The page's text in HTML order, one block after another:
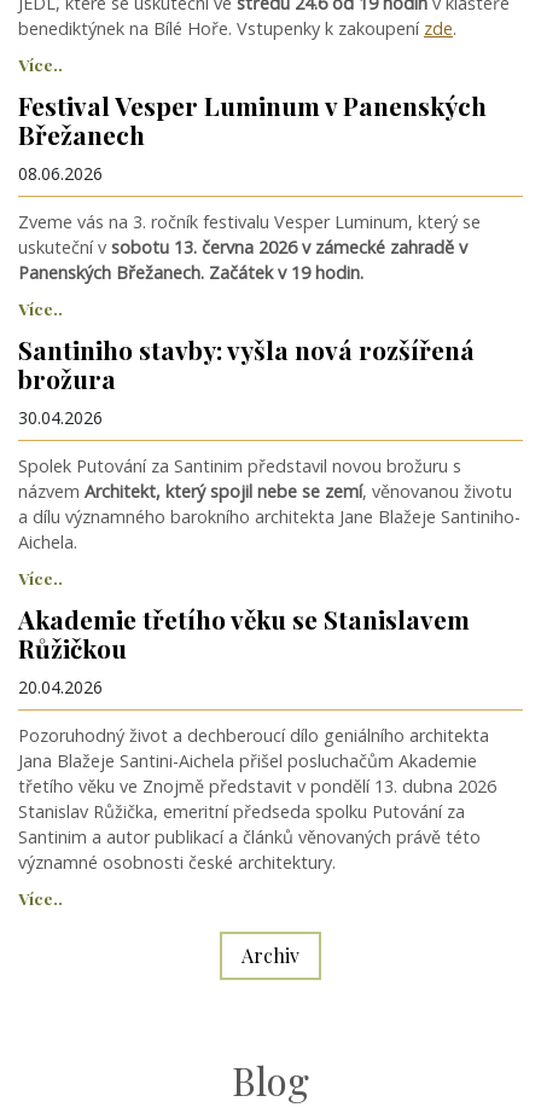
benediktýnek na Bílé Hoře. Vstupenky k zakoupení zde.
Více..
Festival Vesper Luminum v Panenských
Břežanech
08.06.2026
Zveme vás na 3. ročník festivalu Vesper Luminum, který se
uskuteční v sobotu 13. června 2026 v zámecké zahradě v
Panenských Břežanech. Začátek v 19 hodin.
Více..
Santiniho stavby: vyšla nová rozšířená
brožura
30.04.2026
Spolek Putování za Santinim představil novou brožuru s
názvem Architekt, který spojil nebe se zemí, věnovanou životu
a dílu významného barokního architekta Jane Blažeje Santiniho-
Aichela.
Více..
Akademie třetího věku se Stanislavem
Růžičkou
20.04.2026
Pozoruhodný život a dechberoucí dílo geniálního architekta
Jana Blažeje Santini-Aichela přišel posluchačům Akademie
třetího věku ve Znojmě představit v pondělí 13. dubna 2026
Stanislav Růžička, emeritní předseda spolku Putování za
Santinim a autor publikací a článků věnovaných právě této
významné osobnosti české architektury.
Více..
Archiv
Blog